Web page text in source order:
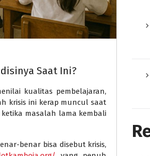
Saat Ini?
kualitas pembelajaran,
krisis ini kerap muncul saat
masalah lama kembali
benar bisa disebut krisis,